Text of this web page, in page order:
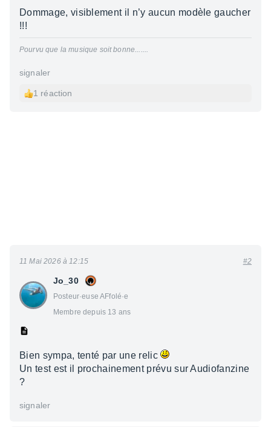
Dommage, visiblement il n’y aucun modèle gaucher
!!!
Pourvu que la musique soit bonne.......
signaler
1 réaction
Jo_30
Posteur·euse AFfolé·e
Membre depuis 13 ans
11 Mai 2026 à 12:15 #2
Bien sympa, tenté par une relic
Un test est il prochainement prévu sur Audiofanzine
?
signaler